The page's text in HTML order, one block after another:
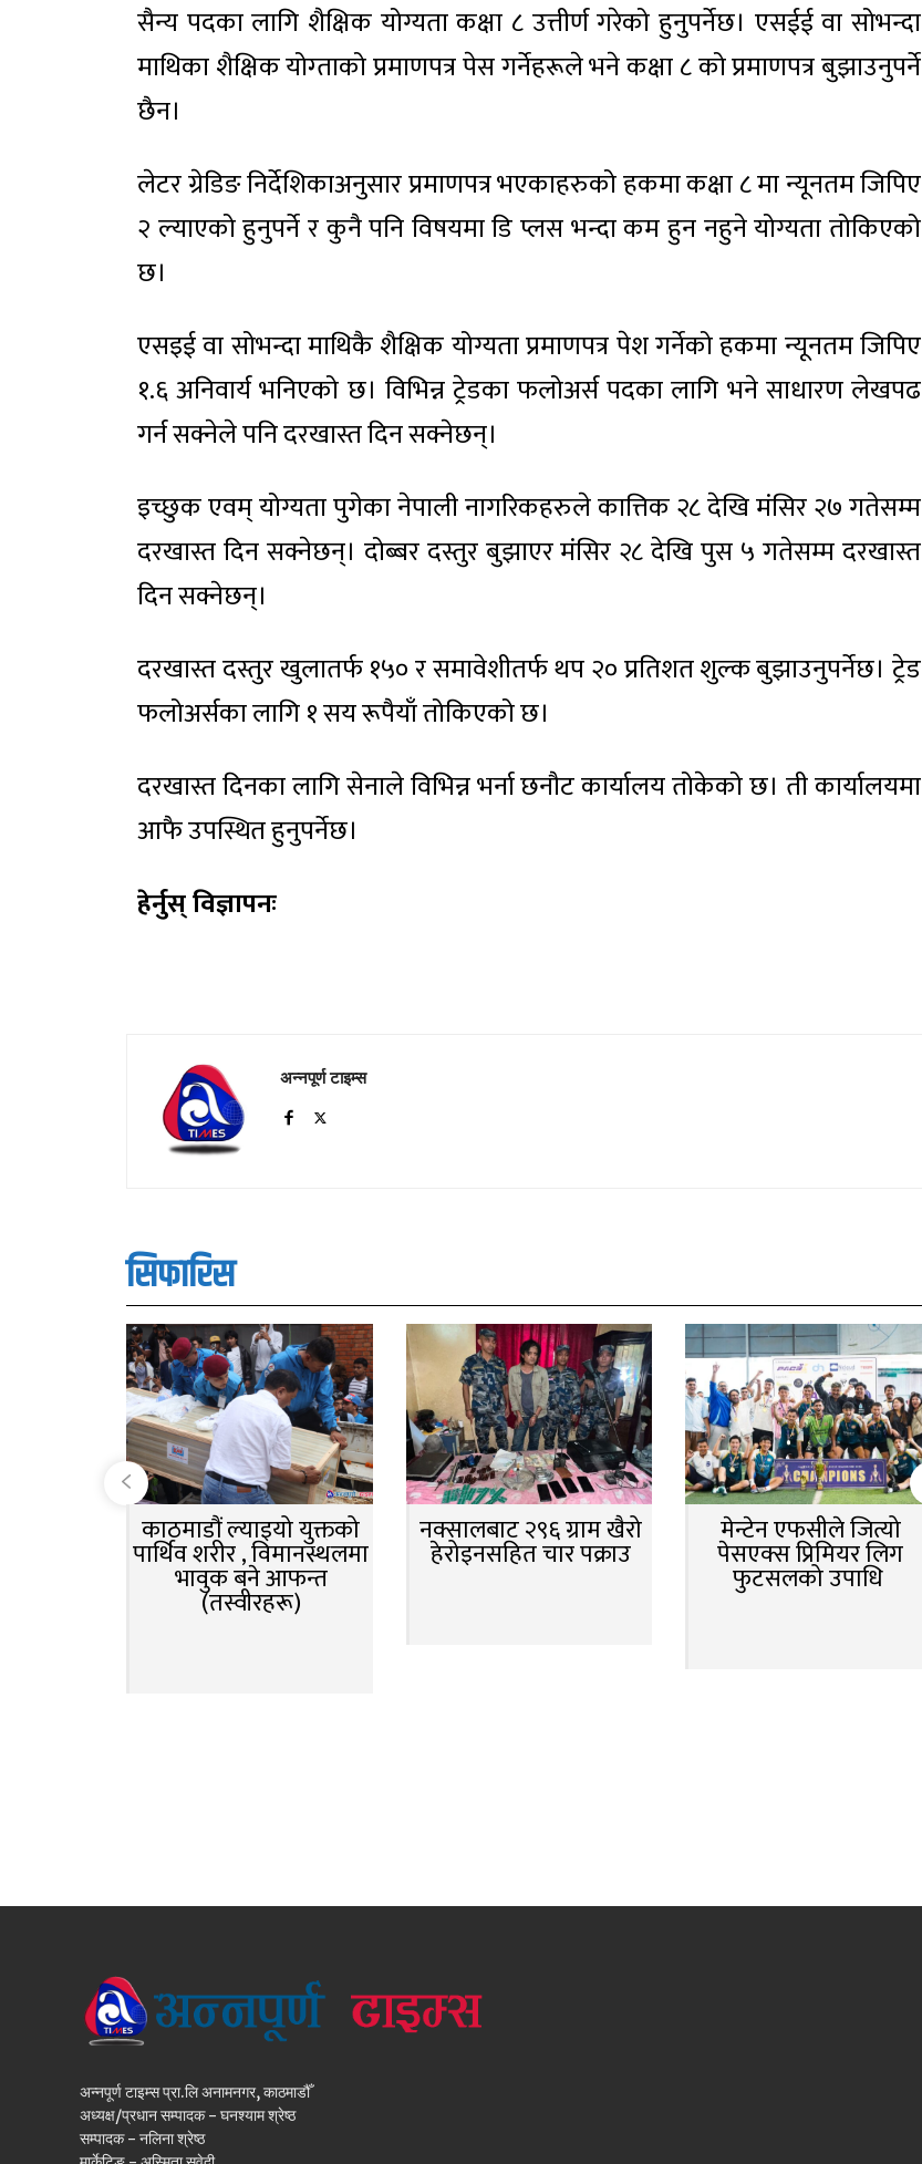
सैन्य पदका लागि शैक्षिक योग्यता कक्षा ८ उत्तीर्ण गरेको हुनुपर्नेछ। एसईई वा सोभन्दा
माथिका शैक्षिक योग्ताको प्रमाणपत्र पेस गर्नेहरूले भने कक्षा ८ को प्रमाणपत्र बुझाउनुपर्ने
छैन।
लेटर ग्रेडिङ निर्देशिकाअनुसार प्रमाणपत्र भएकाहरुको हकमा कक्षा ८ मा न्यूनतम जिपिए
२ ल्याएको हुनुपर्ने र कुनै पनि विषयमा डि प्लस भन्दा कम हुन नहुने योग्यता तोकिएको
छ।
एसइई वा सोभन्दा माथिकै शैक्षिक योग्यता प्रमाणपत्र पेश गर्नेको हकमा न्यूनतम जिपिए
१.६ अनिवार्य भनिएको छ। विभिन्न ट्रेडका फलोअर्स पदका लागि भने साधारण लेखपढ
गर्न सक्नेले पनि दरखास्त दिन सक्नेछन्।
इच्छुक एवम् योग्यता पुगेका नेपाली नागरिकहरुले कात्तिक २८ देखि मंसिर २७ गतेसम्म
दरखास्त दिन सक्नेछन्। दोब्बर दस्तुर बुझाएर मंसिर २८ देखि पुस ५ गतेसम्म दरखास्त
दिन सक्नेछन्।
दरखास्त दस्तुर खुलातर्फ १५० र समावेशीतर्फ थप २० प्रतिशत शुल्क बुझाउनुपर्नेछ। ट्रेड
फलोअर्सका लागि १ सय रूपैयाँ तोकिएको छ।
दरखास्त दिनका लागि सेनाले विभिन्न भर्ना छनौट कार्यालय तोकेको छ। ती कार्यालयमा
आफै उपस्थित हुनुपर्नेछ।
हेर्नुस् विज्ञापनः
अन्नपूर्ण टाइम्स
सिफारिस
काठमाडौं ल्याइयो युक्तको
पार्थिव शरीर , विमानस्थलमा
भावुक बने आफन्त
(तस्वीरहरू)
नक्सालबाट २९६ ग्राम खैरो
हेरोइनसहित चार पक्राउ
मेन्टेन एफसीले जित्यो
पेसएक्स प्रिमियर लिग
फुटसलको उपाधि
अन्नपूर्ण टाइम्स प्रा.लि अनामनगर, काठमाडौँ
अध्यक्ष/प्रधान सम्पादक - घनश्याम श्रेष्ठ
सम्पादक - नलिना श्रेष्ठ